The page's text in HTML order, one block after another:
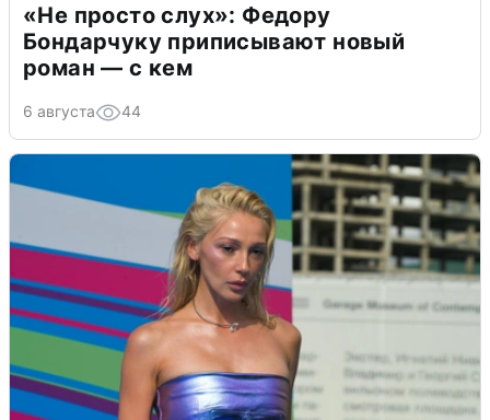
«Не просто слух»: Федору
Бондарчуку приписывают новый
роман — с кем
6 августа 44